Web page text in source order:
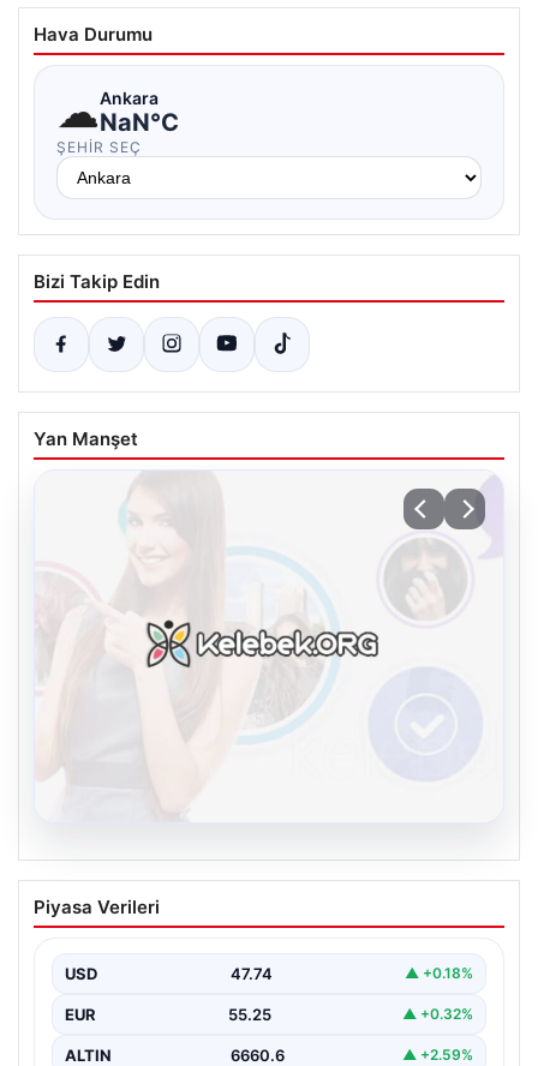
Hava Durumu
☁Ankara
NaN°C
ŞEHIR SEÇ
Bizi Takip Edin
Yan Manşet
Kelebek.Org İle Sanal İletişimin Seviyeli
Adresi Ve Sohbet Deneyimi
oluşturması büyük bir hassasiyet ifade etmektedir.
Halen…
Piyasa Verileri
USD 47.74 ▲ +0.18%
EUR 55.25 ▲ +0.32%
ALTIN 6660.6 ▲ +2.59%